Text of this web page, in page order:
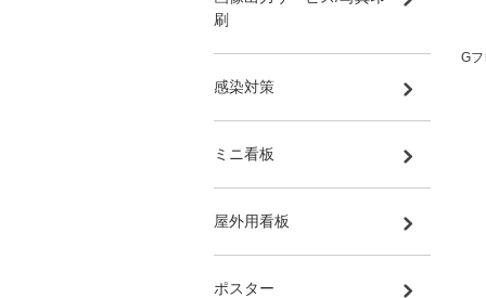
G
刷
感染対策
ミニ看板
屋外用看板
ポスター